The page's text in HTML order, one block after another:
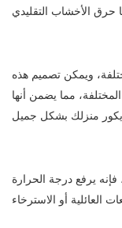
ويمكن تصميم هذه
مما يضمن أنها
يرفع درجة الحرارة